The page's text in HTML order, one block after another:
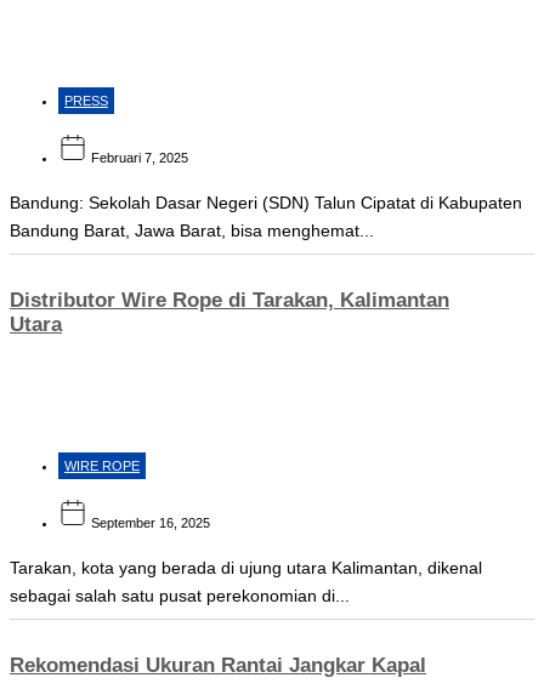
PRESS
Februari 7, 2025
Bandung: Sekolah Dasar Negeri (SDN) Talun Cipatat di Kabupaten
Bandung Barat, Jawa Barat, bisa menghemat...
Distributor Wire Rope di Tarakan, Kalimantan
Utara
WIRE ROPE
September 16, 2025
Tarakan, kota yang berada di ujung utara Kalimantan, dikenal
sebagai salah satu pusat perekonomian di...
Rekomendasi Ukuran Rantai Jangkar Kapal